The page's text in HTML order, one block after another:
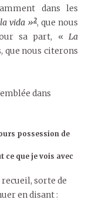
dans les
vida »2, que nous
sa part, « La
que nous citerons
dans
possession de
ce que je vois avec
sorte de
en disant :